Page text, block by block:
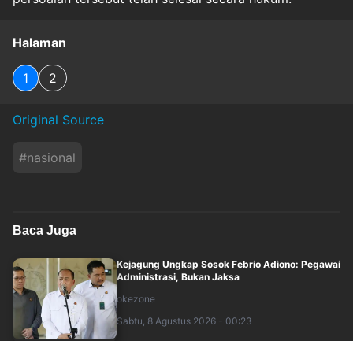
Halaman
1 2
Original Source
#nasional
Baca Juga
Kejagung Ungkap Sosok Febrio Adiono: Pegawai
Administrasi, Bukan Jaksa
okezone
Sabtu, 8 Agustus 2026 - 00:23